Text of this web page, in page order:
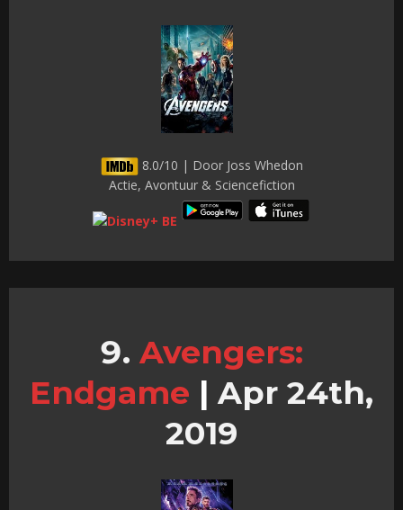
8.0/10 | Door Joss Whedon
Actie, Avontuur & Sciencefiction
Avengers:
Endgame | Apr 24th,
2019